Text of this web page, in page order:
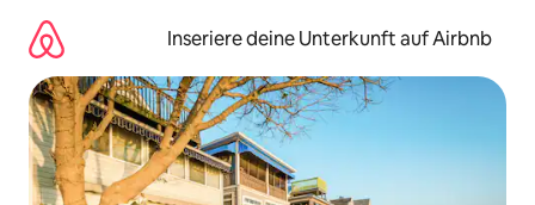
Inhalten
springen
Inseriere deine Unterkunft auf Airbnb